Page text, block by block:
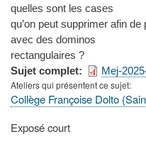
quelles sont les cases
qu’on peut supprimer afin
avec des dominos
rectangulaires ?
Sujet complet
Mej-
Ateliers qui présentent ce sujet
Collège Françoise Dolto
Type
Exposé court